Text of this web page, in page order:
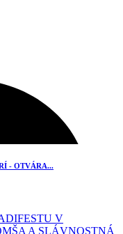
- OTVÁRA...